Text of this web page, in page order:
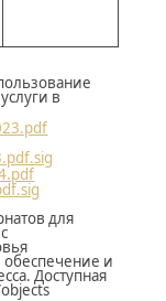
в
для
и
Доступная